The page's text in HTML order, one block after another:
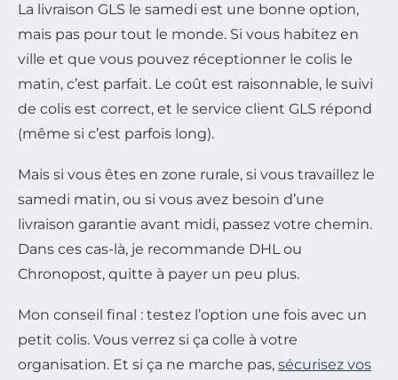
La livraison GLS le samedi est une bonne option,
mais pas pour tout le monde. Si vous habitez en
ville et que vous pouvez réceptionner le colis le
matin, c’est parfait. Le coût est raisonnable, le suivi
de colis est correct, et le service client GLS répond
(même si c’est parfois long).
Mais si vous êtes en zone rurale, si vous travaillez le
samedi matin, ou si vous avez besoin d’une
livraison garantie avant midi, passez votre chemin.
Dans ces cas-là, je recommande DHL ou
Chronopost, quitte à payer un peu plus.
Mon conseil final : testez l’option une fois avec un
petit colis. Vous verrez si ça colle à votre
organisation. Et si ça ne marche pas, sécurisez vos